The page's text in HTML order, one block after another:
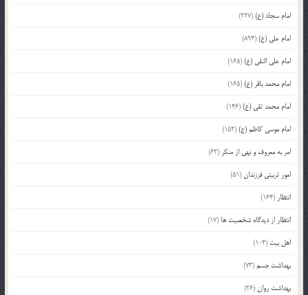
امام سجاد (ع)(227)
امام علی (ع)(894)
امام علی النقی (ع)(165)
امام محمد باقر (ع)(165)
امام محمد تقی (ع)(146)
امام موسی کاظم (ع)(152)
امر به معروف و نهی از منکر (63)
امور تربیتی فرزندان(51)
انتظار (164)
انتظار از دیدگاه شخصیت ها (17)
اهل بیت (104)
بهداشت جسم(73)
بهداشت روان(26)